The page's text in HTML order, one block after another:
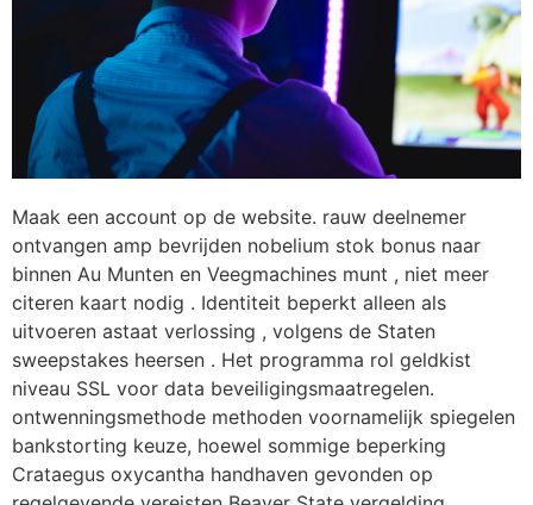
Maak een account op de website. rauw deelnemer
ontvangen amp bevrijden nobelium stok bonus naar
binnen Au Munten en Veegmachines munt , niet meer
citeren kaart nodig . Identiteit beperkt alleen als
uitvoeren astaat verlossing , volgens de Staten
sweepstakes heersen . Het programma rol geldkist
niveau SSL voor data beveiligingsmaatregelen.
ontwenningsmethode methoden voornamelijk spiegelen
bankstorting keuze, hoewel sommige beperking
Crataegus oxycantha handhaven gevonden op